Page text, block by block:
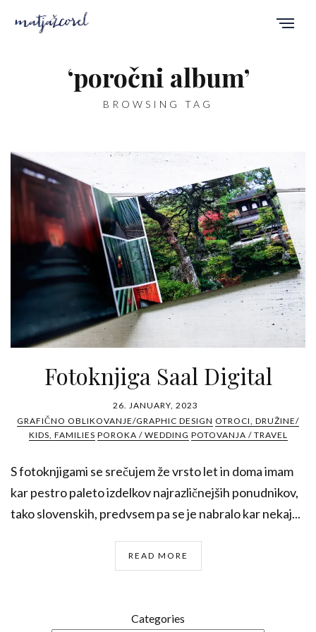
‘poročni album’
BROWSING TAG
Fotoknjiga Saal Digital
26. JANUARY, 2023
GRAFIČNO OBLIKOVANJE/GRAPHIC DESIGN OTROCI, DRUŽINE/
KIDS, FAMILIES POROKA / WEDDING POTOVANJA / TRAVEL
S fotoknjigami se srečujem že vrsto let in doma imam
kar pestro paleto izdelkov najrazličnejših ponudnikov,
tako slovenskih, predvsem pa se je nabralo kar nekaj...
READ MORE
Categories